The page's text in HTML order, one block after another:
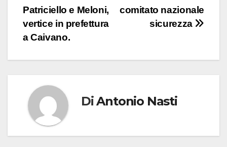
articoli
comitato nazionale
sicurezza
Patriciello e Meloni,
vertice in prefettura
a Caivano.
DiAntonio Nasti